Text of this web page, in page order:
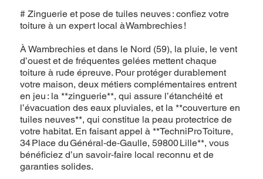
# Zinguerie et pose de tuiles neuves : confiez votre
toiture à un expert local à Wambrechies !
À Wambrechies et dans le Nord (59), la pluie, le vent
d’ouest et de fréquentes gelées mettent chaque
toiture à rude épreuve. Pour protéger durablement
votre maison, deux métiers complémentaires entrent
en jeu : la **zinguerie**, qui assure l’étanchéité et
l’évacuation des eaux pluviales, et la **couverture en
tuiles neuves**, qui constitue la peau protectrice de
votre habitat. En faisant appel à **TechniPro Toiture,
34 Place du Général‑de‑Gaulle, 59800 Lille**, vous
bénéficiez d’un savoir‑faire local reconnu et de
garanties solides.